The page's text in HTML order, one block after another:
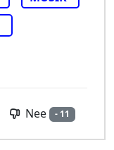
Nee - 11